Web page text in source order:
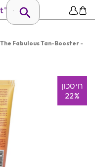
Fabulous Tan-Booster -
חיסכון
22%